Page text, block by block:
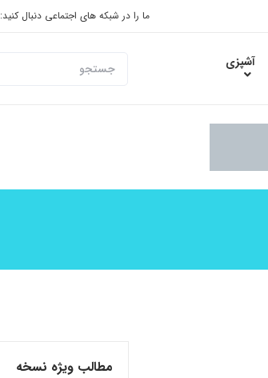
ما را در شبکه های اجتماعی دنبال کنید:
آشپزی
مطالب ویژه نسخه